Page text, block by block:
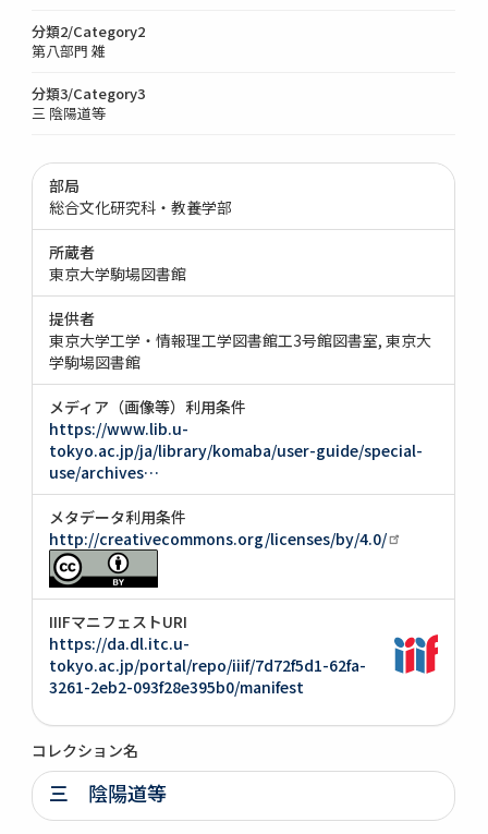
分類2/Category2
第八部門 雑
分類3/Category3
三 陰陽道等
部局
総合文化研究科・教養学部
所蔵者
東京大学駒場図書館
提供者
東京大学工学・情報理工学図書館工3号館図書室 東京大
学駒場図書館
メディア（画像等）利用条件
https://www.lib.u-
tokyo.ac.jp/ja/library/komaba/user-guide/special-
use/archives…
メタデータ利用条件
http://creativecommons.org/licenses/by/4.0/
IIIFマニフェストURI
https://da.dl.itc.u-
tokyo.ac.jp/portal/repo/iiif/7d72f5d1-62fa-
3261-2eb2-093f28e395b0/manifest
コレクション名
三 陰陽道等